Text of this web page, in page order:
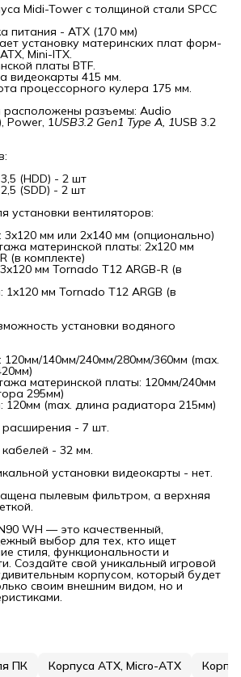
Midi-Tower с толщиной стали SPCC
питания - АТХ (170 мм)
установку материнских плат форм-
Mini-ITX.
платы BTF.
видеокарты 415 мм.
процессорного кулера 175 мм.
расположены разъемы: Audio
Power, 1USB3.2 Gen1 Type A, 1USB 3.2
(HDD) - 2 шт
(SDD) - 2 шт
установки вентиляторов:
мм или 2x140 мм (опционально)
материнской платы: 2x120 мм
(в комплекте)
мм Tornado T12 ARGB-R (в
мм Tornado T12 ARGB (в
установки водяного
120мм/140мм/240мм/280мм/360мм (max.
материнской платы: 120мм/240мм
295мм)
120мм (max. длина радиатора 215мм)
- 7 шт.
- 32 мм.
установки видеокарты - нет.
пылевым фильтром, а верхняя
WH — это качественный,
выбор для тех, кто ищет
стиля, функциональности и
Создайте свой уникальный игровой
корпусом, который будет
своим внешним видом, но и
ПК Корпуса ATX, Micro-ATX